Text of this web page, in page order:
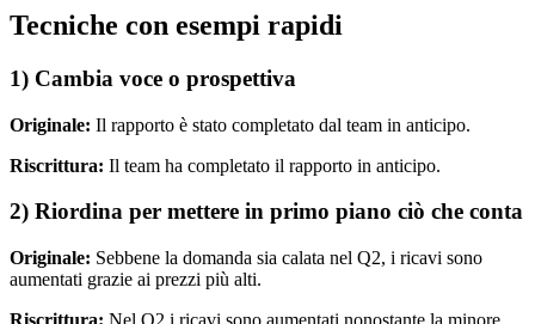
Tecniche con esempi rapidi
1) Cambia voce o prospettiva
Originale: Il rapporto è stato completato dal team in anticipo.
Riscrittura: Il team ha completato il rapporto in anticipo.
2) Riordina per mettere in primo piano ciò che conta
Originale: Sebbene la domanda sia calata nel Q2, i ricavi sono
aumentati grazie ai prezzi più alti.
Riscrittura: Nel Q2 i ricavi sono aumentati nonostante la minore